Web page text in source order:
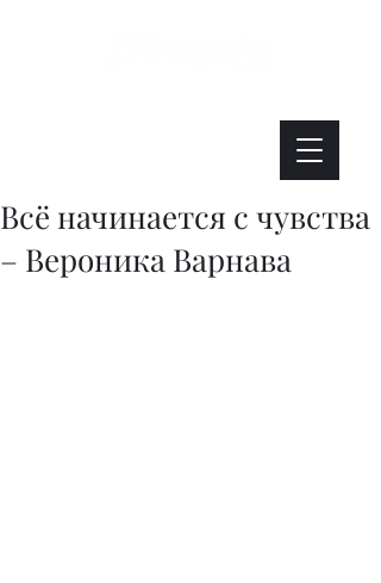
Всё начинается с чувства
– Вероника Варнава